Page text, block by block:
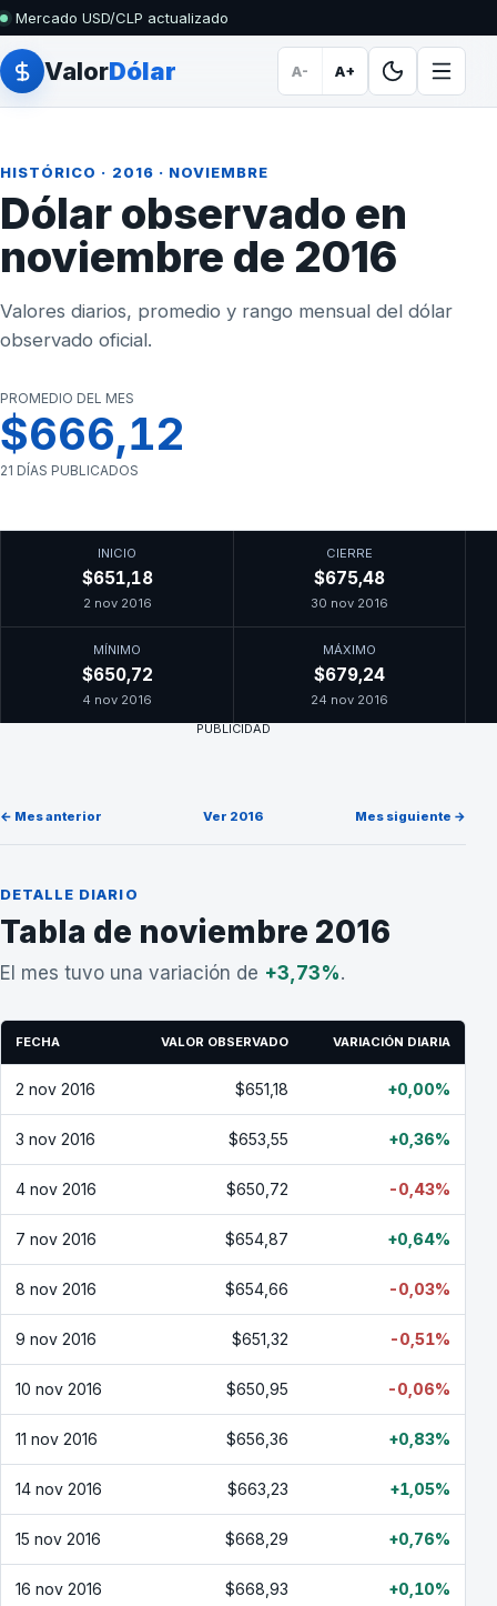
Mercado USD/CLP actualizado
ValorDólar A- A+
HISTÓRICO · 2016 · NOVIEMBRE
Dólar observado en
noviembre de 2016
Valores diarios, promedio y rango mensual del dólar
observado oficial.
PROMEDIO DEL MES
$666,12
21 DÍAS PUBLICADOS
INICIO
$651,18
2 nov 2016
CIERRE
$675,48
30 nov 2016
MÍNIMO
$650,72
4 nov 2016
MÁXIMO
$679,24
24 nov 2016
PUBLICIDAD
← Mes anterior Ver 2016 Mes siguiente →
DETALLE DIARIO
Tabla de noviembre 2016
El mes tuvo una variación de +3,73%.
FECHA VALOR OBSERVADO VARIACIÓN DIARIA
2 nov 2016 $651,18 +0,00%
3 nov 2016 $653,55 +0,36%
4 nov 2016 $650,72 -0,43%
7 nov 2016 $654,87 +0,64%
8 nov 2016 $654,66 -0,03%
9 nov 2016 $651,32 -0,51%
10 nov 2016 $650,95 -0,06%
11 nov 2016 $656,36 +0,83%
14 nov 2016 $663,23 +1,05%
15 nov 2016 $668,29 +0,76%
16 nov 2016 $668,93 +0,10%